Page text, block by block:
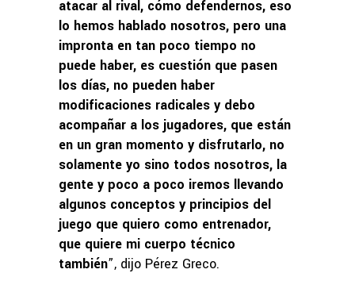
atacar al rival, cómo defendernos, eso
lo hemos hablado nosotros, pero una
impronta en tan poco tiempo no
puede haber, es cuestión que pasen
los días, no pueden haber
modificaciones radicales y debo
acompañar a los jugadores, que están
en un gran momento y disfrutarlo, no
solamente yo sino todos nosotros, la
gente y poco a poco iremos llevando
algunos conceptos y principios del
juego que quiero como entrenador,
que quiere mi cuerpo técnico
también”, dijo Pérez Greco.